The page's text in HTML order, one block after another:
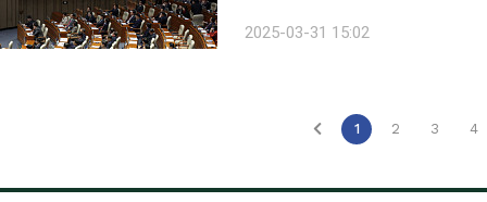
2025-03-31 15:02
1 2 3 4